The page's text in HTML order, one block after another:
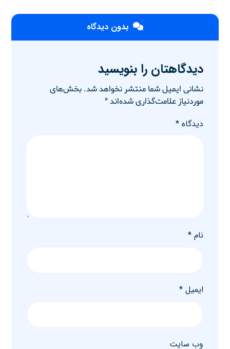
بدون دیدگاه
دیدگاهتان را بنویسید
نشانی ایمیل شما منتشر نخواهد شد. بخش‌های
موردنیاز علامت‌گذاری شده‌اند*
دیدگاه*
نام*
ایمیل*
وب‌ سایت